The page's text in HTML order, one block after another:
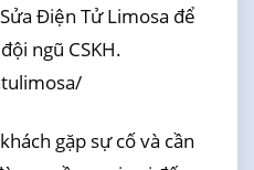
Điện Tử Limosa để
ngũ CSKH.
gặp sự cố và cần